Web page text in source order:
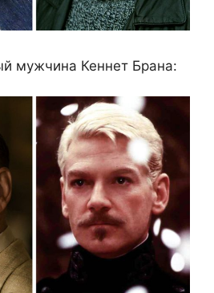
мужчина Кеннет Брана: